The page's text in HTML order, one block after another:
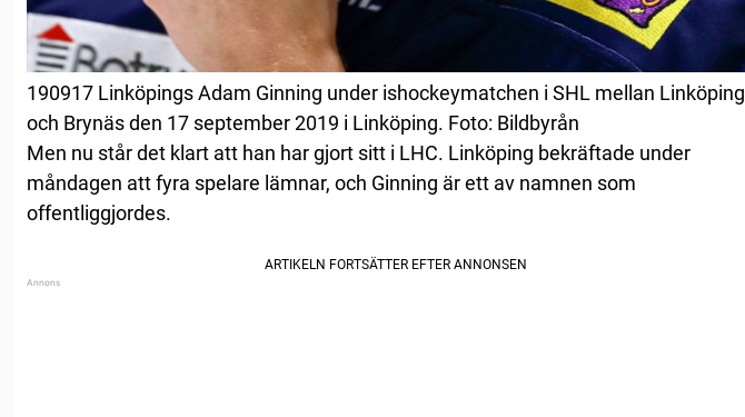
190917 Linköpings Adam Ginning under ishockeymatchen i SHL mellan Linköping
och Brynäs den 17 september 2019 i Linköping. Foto: Bildbyrån
Men nu står det klart att han har gjort sitt i LHC. Linköping bekräftade under
måndagen att fyra spelare lämnar, och Ginning är ett av namnen som
offentliggjordes.